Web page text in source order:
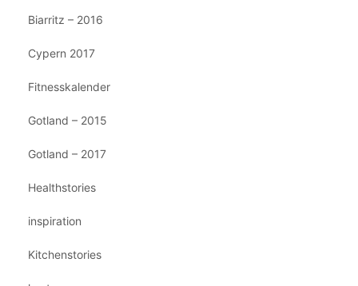
Biarritz – 2016
Cypern 2017
Fitnesskalender
Gotland – 2015
Gotland – 2017
Healthstories
inspiration
Kitchenstories